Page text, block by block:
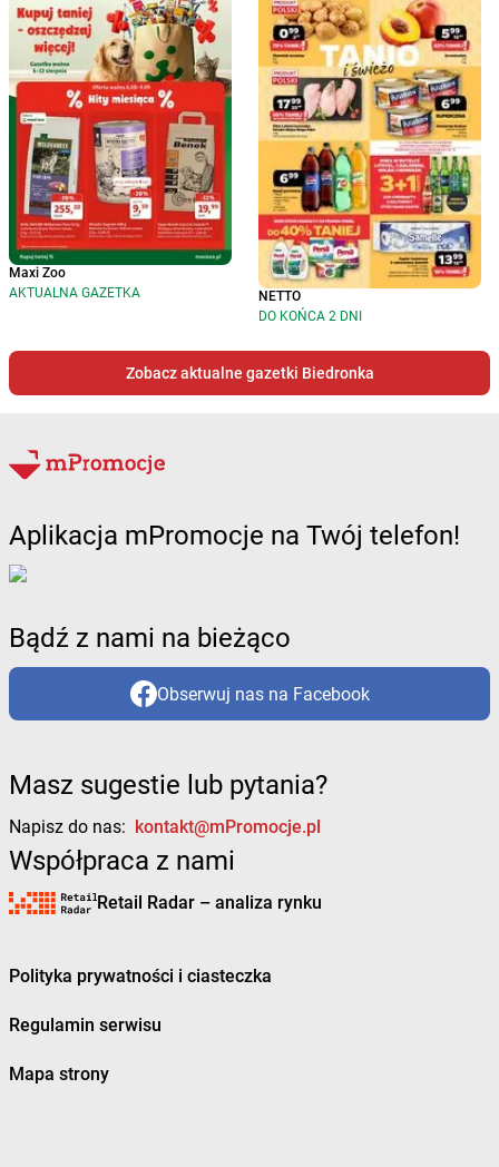
Maxi Zoo
AKTUALNA GAZETKA
NETTO
DO KOŃCA 2 DNI
Zobacz aktualne gazetki Biedronka
Aplikacja mPromocje na Twój telefon!
Bądź z nami na bieżąco
Obserwuj nas na Facebook
Masz sugestie lub pytania?
Napisz do nas: kontakt@mPromocje.pl
Współpraca z nami
Retail Radar – analiza rynku
Polityka prywatności i ciasteczka
Regulamin serwisu
Mapa strony